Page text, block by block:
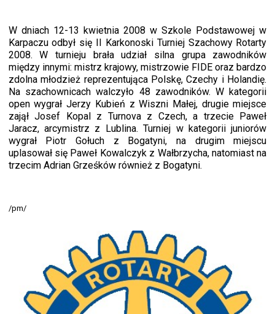
W dniach 12-13 kwietnia 2008 w Szkole Podstawowej w
Karpaczu odbył się II Karkonoski Turniej Szachowy Rotarty
2008. W turnieju brała udział silna grupa zawodników
między innymi: mistrz krajowy, mistrzowie FIDE oraz bardzo
zdolna młodzież reprezentująca Polskę, Czechy i Holandię.
Na szachownicach walczyło 48 zawodników. W kategorii
open wygrał Jerzy Kubień z Wiszni Małej, drugie miejsce
zajął Josef Kopal z Turnova z Czech, a trzecie Paweł
Jaracz, arcymistrz z Lublina. Turniej w kategorii juniorów
wygrał Piotr Gołuch z Bogatyni, na drugim miejscu
uplasował się Paweł Kowalczyk z Wałbrzycha, natomiast na
trzecim Adrian Grześków również z Bogatyni.
/pm/